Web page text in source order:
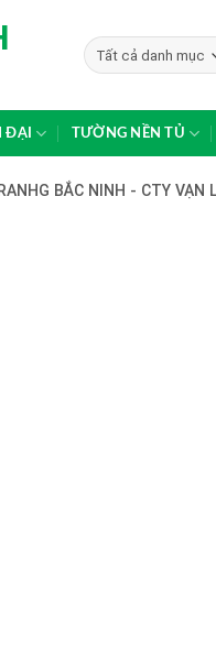
ĐẠI TƯỜNG NỀN TỦ
BẮC NINH - CTY VẠN